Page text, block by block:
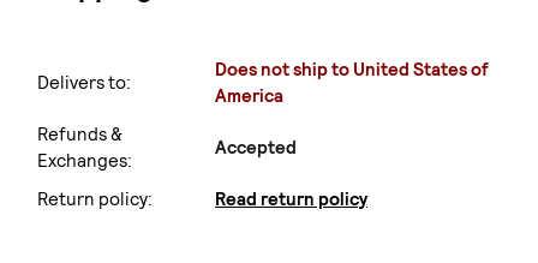
Delivers to:
Does not ship to United States of
America
Refunds &
Exchanges:
Accepted
Return policy: Read return policy